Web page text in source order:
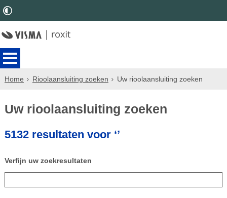
Home Rioolaansluiting zoeken Uw rioolaansluiting zoeken
Uw rioolaansluiting zoeken
5132 resultaten voor ‘’
Verfijn uw zoekresultaten